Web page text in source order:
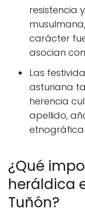
resistencia
carácter
asocian
Las
asturiana
herencia
apellido,
etnográfica
¿Qué
heráldica
Tuñón?